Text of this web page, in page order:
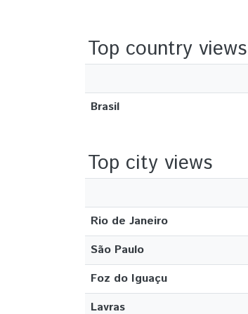
Top country views
Brasil
Top city views
Rio de Janeiro
São Paulo
Foz do Iguaçu
Lavras